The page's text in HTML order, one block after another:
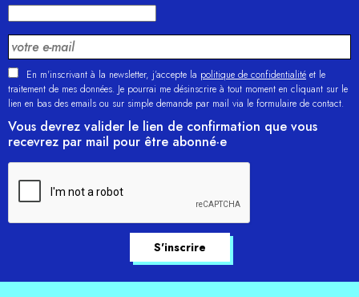
En m'inscrivant à la newsletter, j’accepte la politique de confidentialité et le
traitement de mes données. Je pourrai me désinscrire à tout moment en cliquant sur le
lien en bas des emails ou sur simple demande par mail via le formulaire de contact.
Vous devrez valider le lien de confirmation que vous
recevrez par mail pour être abonné·e